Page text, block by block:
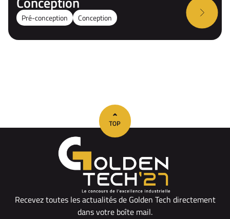
Pré-conception Conception
Recevez toutes les actualités de Golden Tech directement
dans votre boîte mail.